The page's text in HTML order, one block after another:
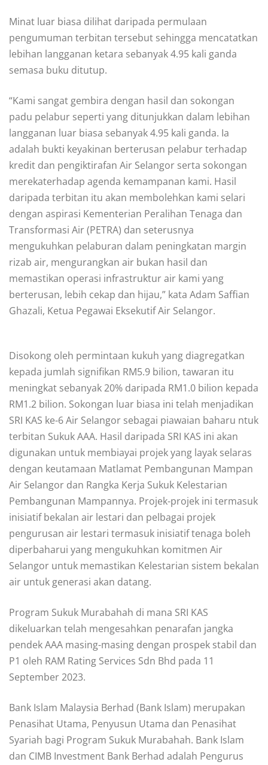
Minat luar biasa dilihat daripada permulaan
pengumuman terbitan tersebut sehingga mencatatkan
lebihan langganan ketara sebanyak 4.95 kali ganda
semasa buku ditutup.
“Kami sangat gembira dengan hasil dan sokongan
padu pelabur seperti yang ditunjukkan dalam lebihan
langganan luar biasa sebanyak 4.95 kali ganda. Ia
adalah bukti keyakinan berterusan pelabur terhadap
kredit dan pengiktirafan Air Selangor serta sokongan
merekaterhadap agenda kemampanan kami. Hasil
daripada terbitan itu akan membolehkan kami selari
dengan aspirasi Kementerian Peralihan Tenaga dan
Transformasi Air (PETRA) dan seterusnya
mengukuhkan pelaburan dalam peningkatan margin
rizab air, mengurangkan air bukan hasil dan
memastikan operasi infrastruktur air kami yang
berterusan, lebih cekap dan hijau,” kata Adam Saffian
Ghazali, Ketua Pegawai Eksekutif Air Selangor.
Disokong oleh permintaan kukuh yang diagregatkan
kepada jumlah signifikan RM5.9 bilion, tawaran itu
meningkat sebanyak 20% daripada RM1.0 bilion kepada
RM1.2 bilion. Sokongan luar biasa ini telah menjadikan
SRI KAS ke-6 Air Selangor sebagai piawaian baharu ntuk
terbitan Sukuk AAA. Hasil daripada SRI KAS ini akan
digunakan untuk membiayai projek yang layak selaras
dengan keutamaan Matlamat Pembangunan Mampan
Air Selangor dan Rangka Kerja Sukuk Kelestarian
Pembangunan Mampannya. Projek-projek ini termasuk
inisiatif bekalan air lestari dan pelbagai projek
pengurusan air lestari termasuk inisiatif tenaga boleh
diperbaharui yang mengukuhkan komitmen Air
Selangor untuk memastikan Kelestarian sistem bekalan
air untuk generasi akan datang.
Program Sukuk Murabahah di mana SRI KAS
dikeluarkan telah mengesahkan penarafan jangka
pendek AAA masing-masing dengan prospek stabil dan
P1 oleh RAM Rating Services Sdn Bhd pada 11
September 2023.
Bank Islam Malaysia Berhad (Bank Islam) merupakan
Penasihat Utama, Penyusun Utama dan Penasihat
Syariah bagi Program Sukuk Murabahah. Bank Islam
dan CIMB Investment Bank Berhad adalah Pengurus